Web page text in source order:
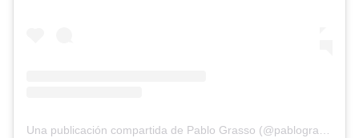
Una publicación compartida de Pablo Grasso (@pablograssook)